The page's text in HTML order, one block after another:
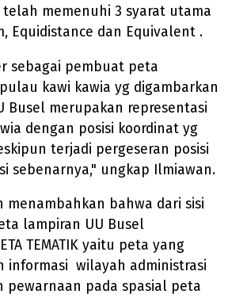
memenuhi 3 syarat utama
Equidistance dan Equivalent .
sebagai pembuat peta
kawi kawia yg digambarkan
Busel merupakan representasi
dengan posisi koordinat yg
terjadi pergeseran posisi
sebenarnya," ungkap Ilmiawan.
menambahkan bahwa dari sisi
lampiran UU Busel
TEMATIK yaitu peta yang
informasi wilayah administrasi
pewarnaan pada spasial peta